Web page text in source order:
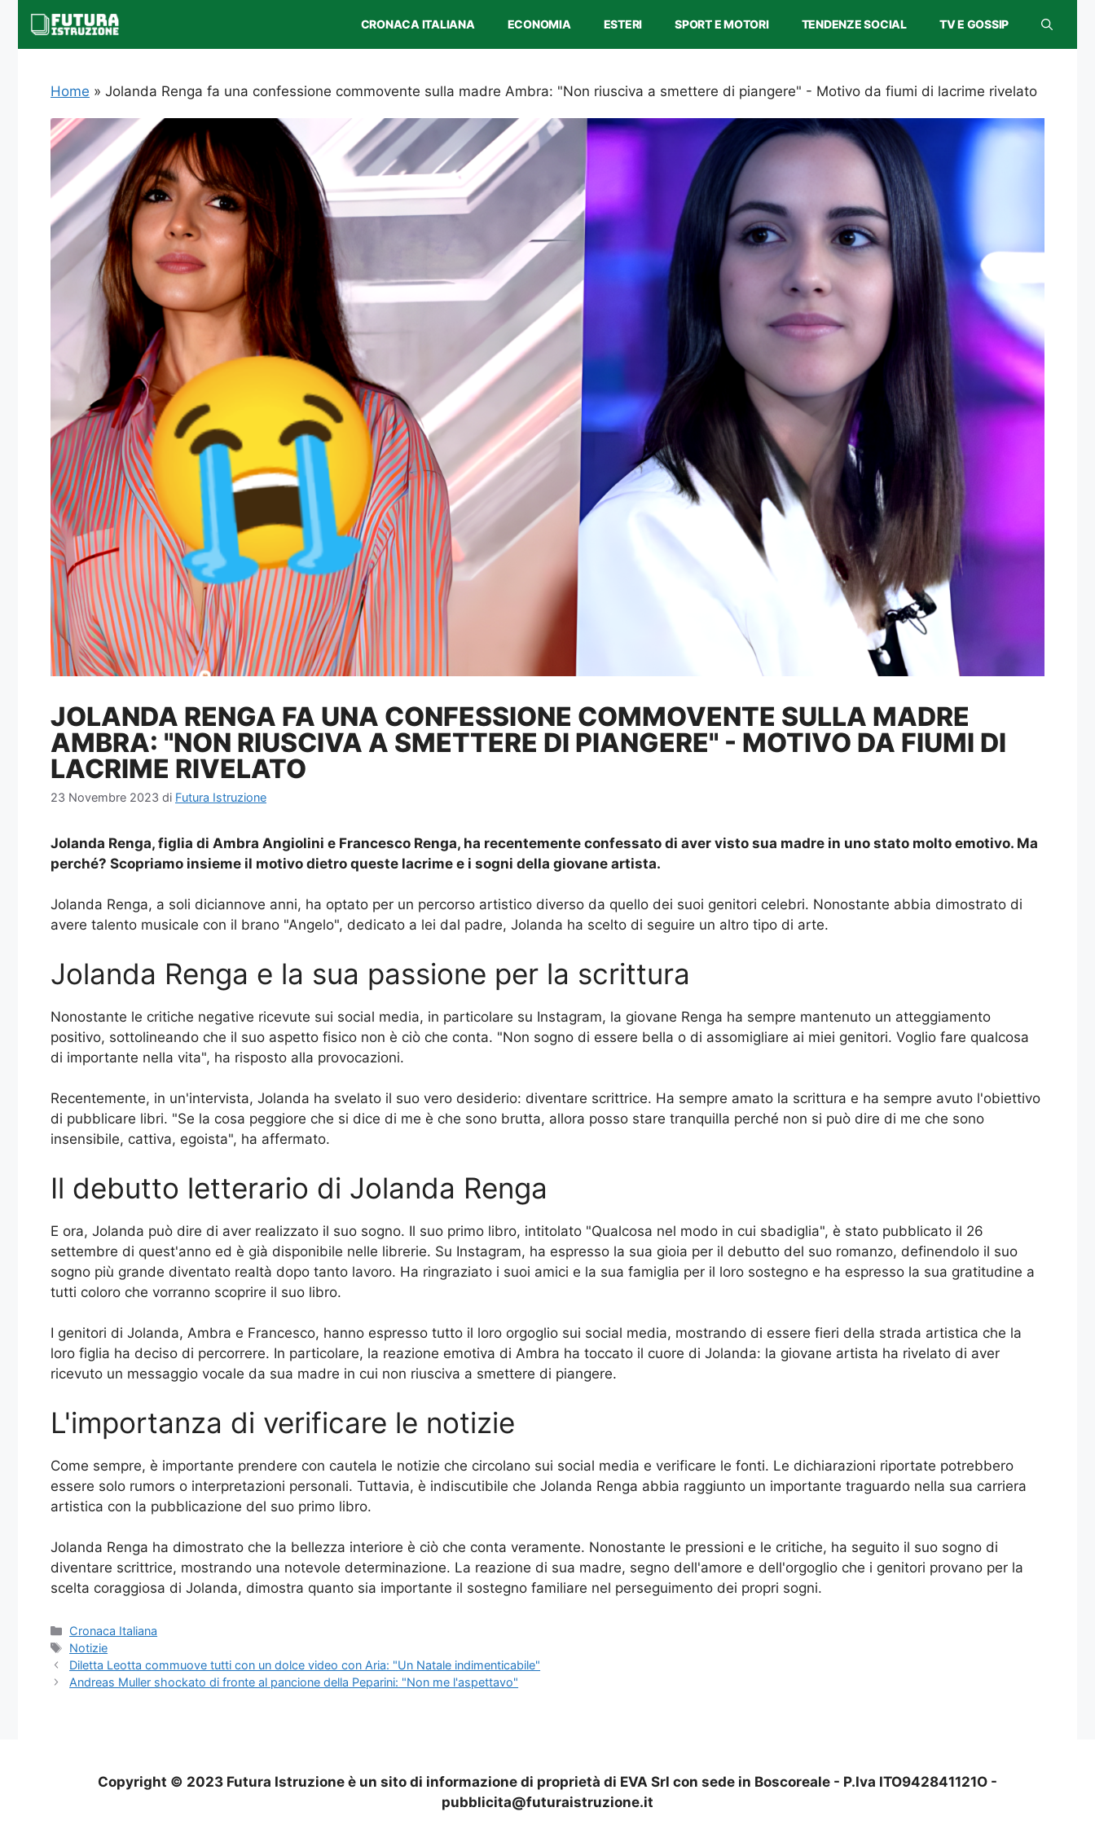
contenuto
CRONACA ITALIANA ECONOMIA ESTERI SPORT E MOTORI TENDENZE SOCIAL TV E GOSSIP
Home » Jolanda Renga fa una confessione commovente sulla madre Ambra: "Non riusciva a smettere di piangere" - Motivo da fiumi di lacrime rivelato
JOLANDA RENGA FA UNA CONFESSIONE COMMOVENTE SULLA MADRE
AMBRA: "NON RIUSCIVA A SMETTERE DI PIANGERE" - MOTIVO DA FIUMI DI
LACRIME RIVELATO
23 Novembre 2023 di Futura Istruzione
Jolanda Renga, figlia di Ambra Angiolini e Francesco Renga, ha recentemente confessato di aver visto sua madre in uno stato molto emotivo. Ma
perché? Scopriamo insieme il motivo dietro queste lacrime e i sogni della giovane artista.
Jolanda Renga, a soli diciannove anni, ha optato per un percorso artistico diverso da quello dei suoi genitori celebri. Nonostante abbia dimostrato di
avere talento musicale con il brano "Angelo", dedicato a lei dal padre, Jolanda ha scelto di seguire un altro tipo di arte.
Jolanda Renga e la sua passione per la scrittura
Nonostante le critiche negative ricevute sui social media, in particolare su Instagram, la giovane Renga ha sempre mantenuto un atteggiamento
positivo, sottolineando che il suo aspetto fisico non è ciò che conta. "Non sogno di essere bella o di assomigliare ai miei genitori. Voglio fare qualcosa
di importante nella vita", ha risposto alla provocazioni.
Recentemente, in un'intervista, Jolanda ha svelato il suo vero desiderio: diventare scrittrice. Ha sempre amato la scrittura e ha sempre avuto l'obiettivo
di pubblicare libri. "Se la cosa peggiore che si dice di me è che sono brutta, allora posso stare tranquilla perché non si può dire di me che sono
insensibile, cattiva, egoista", ha affermato.
Il debutto letterario di Jolanda Renga
E ora, Jolanda può dire di aver realizzato il suo sogno. Il suo primo libro, intitolato "Qualcosa nel modo in cui sbadiglia", è stato pubblicato il 26
settembre di quest'anno ed è già disponibile nelle librerie. Su Instagram, ha espresso la sua gioia per il debutto del suo romanzo, definendolo il suo
sogno più grande diventato realtà dopo tanto lavoro. Ha ringraziato i suoi amici e la sua famiglia per il loro sostegno e ha espresso la sua gratitudine a
tutti coloro che vorranno scoprire il suo libro.
I genitori di Jolanda, Ambra e Francesco, hanno espresso tutto il loro orgoglio sui social media, mostrando di essere fieri della strada artistica che la
loro figlia ha deciso di percorrere. In particolare, la reazione emotiva di Ambra ha toccato il cuore di Jolanda: la giovane artista ha rivelato di aver
ricevuto un messaggio vocale da sua madre in cui non riusciva a smettere di piangere.
L'importanza di verificare le notizie
Come sempre, è importante prendere con cautela le notizie che circolano sui social media e verificare le fonti. Le dichiarazioni riportate potrebbero
essere solo rumors o interpretazioni personali. Tuttavia, è indiscutibile che Jolanda Renga abbia raggiunto un importante traguardo nella sua carriera
artistica con la pubblicazione del suo primo libro.
Jolanda Renga ha dimostrato che la bellezza interiore è ciò che conta veramente. Nonostante le pressioni e le critiche, ha seguito il suo sogno di
diventare scrittrice, mostrando una notevole determinazione. La reazione di sua madre, segno dell'amore e dell'orgoglio che i genitori provano per la
scelta coraggiosa di Jolanda, dimostra quanto sia importante il sostegno familiare nel perseguimento dei propri sogni.
Categorie
Cronaca Italiana
Tag
Notizie
Diletta Leotta commuove tutti con un dolce video con Aria: "Un Natale indimenticabile"
Andreas Muller shockato di fronte al pancione della Peparini: "Non me l'aspettavo"
Copyright © 2023 Futura Istruzione è un sito di informazione di proprietà di EVA Srl con sede in Boscoreale - P.Iva ITO942841121O -
pubblicita@futuraistruzione.it